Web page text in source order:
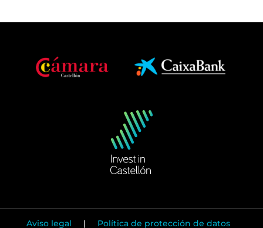
Aviso legal | Política de protección de datos